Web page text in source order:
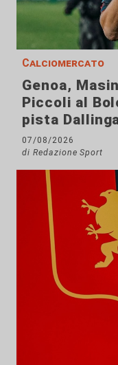
Calciomercato
Genoa,
Piccoli al
pista
07/08/2026
di Redazione Sport